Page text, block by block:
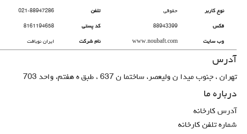
نوع کاربر حقوقی تلفن 021-88947286
فکس 88943399 کد پستی 8161194658
وب سایت www.noubaft.com نام شرکت ايران نوبافت
آدرس
تهران ، جنوب ميدا ن وليعصر، ساختما ن 637 ، طبق ه هفتم، واحد 703
درباره ما
آدرس کارخانه
شماره تلفن کارخانه